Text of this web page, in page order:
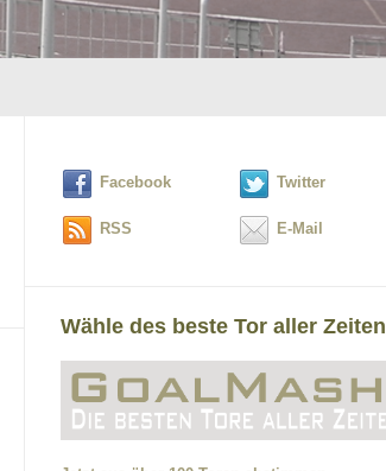
Facebook Twitter
RSS E-Mail
Wähle des beste Tor aller Zeiten